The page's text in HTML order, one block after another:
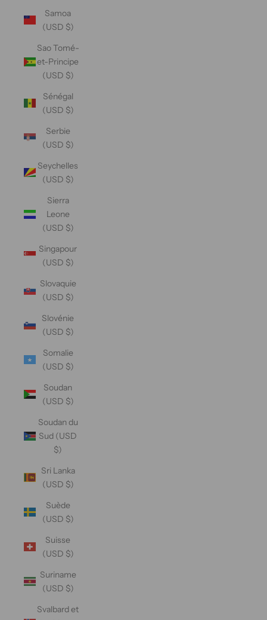
Samoa
(USD $)
Sao Tomé-
et-Principe
(USD $)
Sénégal
(USD $)
Serbie
(USD $)
Seychelles
(USD $)
Sierra
Leone
(USD $)
Singapour
(USD $)
Slovaquie
(USD $)
Slovénie
(USD $)
Somalie
(USD $)
Soudan
(USD $)
Soudan du
Sud (USD
$)
Sri Lanka
(USD $)
Suède
(USD $)
Suisse
(USD $)
Suriname
(USD $)
Svalbard et